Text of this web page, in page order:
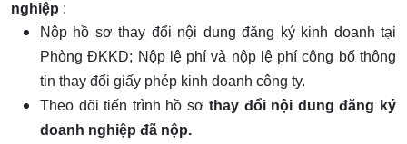
nghiệp :
Nộp hồ sơ thay đổi nội dung đăng ký kinh doanh tại
Phòng ĐKKD; Nộp lệ phí và nộp lệ phí công bố thông
tin thay đổi giấy phép kinh doanh công ty.
Theo dõi tiến trình hồ sơthay đổi nội dung đăng ký
doanh nghiệp đã nộp.